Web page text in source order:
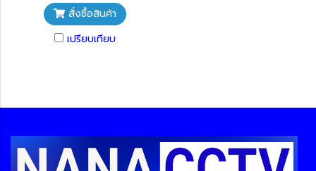
สั่งซื้อสินค้า
เปรียบเทียบ